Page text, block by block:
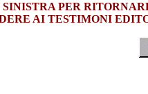
PER
AI TESTIMONI